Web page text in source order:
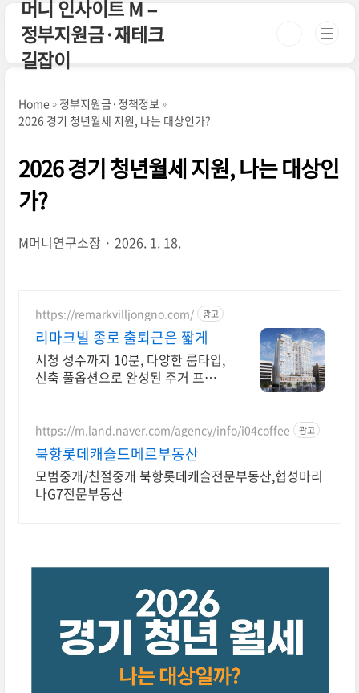
본문 바로가기
머니 인사이트 M –
정부지원금·재테크
길잡이
Home
정부지원금·정책정보
2026 경기 청년월세 지원, 나는 대상인가?
2026 경기 청년월세 지원, 나는 대상인
가?
M머니연구소장 2026. 1. 18.
https://remarkvilljongno.com/ 광고
리마크빌 종로 출퇴근은 짧게
시청 성수까지 10분, 다양한 룸타입,
신축 풀옵션으로 완성된 주거 프리미
https://m.land.naver.com/agency/info/i04coffee 광고
북항롯데캐슬드메르부동산
모범중개/친절중개 북항롯데캐슬전문부동산,협성마리
나G7전문부동산